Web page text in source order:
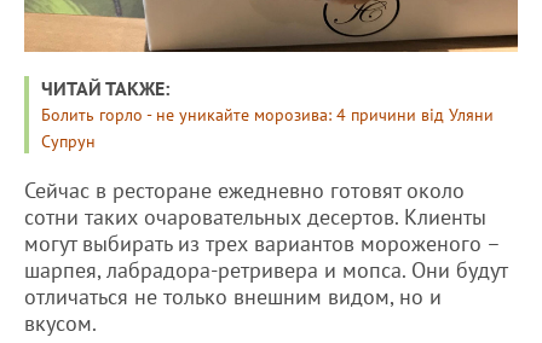
ЧИТАЙ ТАКЖЕ:
Болить горло - не уникайте морозива: 4 причини від Уляни
Супрун
Сейчас в ресторане ежедневно готовят около
сотни таких очаровательных десертов. Клиенты
могут выбирать из трех вариантов мороженого –
шарпея, лабрадора-ретривера и мопса. Они будут
отличаться не только внешним видом, но и
вкусом.